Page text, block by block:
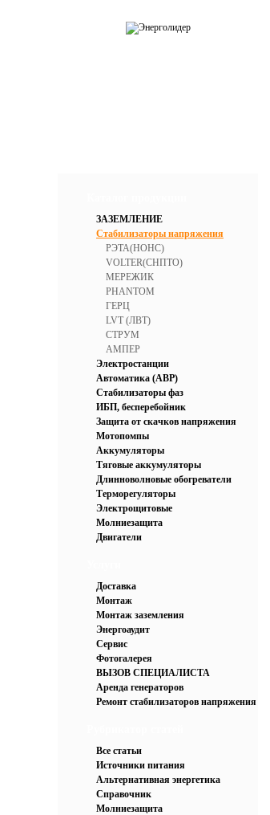
ЗАЗЕМЛЕНИЕ
Стабилизаторы напряжения
РЭТА(НОНС)
VOLTER(СНПТО)
МЕРЕЖИК
PHANTOM
ГЕРЦ
LVT (ЛВТ)
СТРУМ
АМПЕР
Электростанции
Автоматика (АВР)
Стабилизаторы фаз
ИБП, бесперебойник
Защита от скачков напряжения
Мотопомпы
Аккумуляторы
Тяговые аккумуляторы
Длинноволновые обогреватели
Терморегуляторы
Электрощитовые
Молниезащита
Двигатели
Доставка
Монтаж
Монтаж заземления
Энергоаудит
Сервис
Фотогалерея
ВЫЗОВ СПЕЦИАЛИСТА
Аренда генераторов
Ремонт стабилизаторов напряжения
Все статьи
Источники питания
Альтернативная энергетика
Справочник
Молниезащита